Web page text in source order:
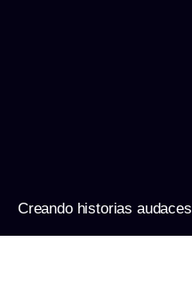
Creando historias audaces